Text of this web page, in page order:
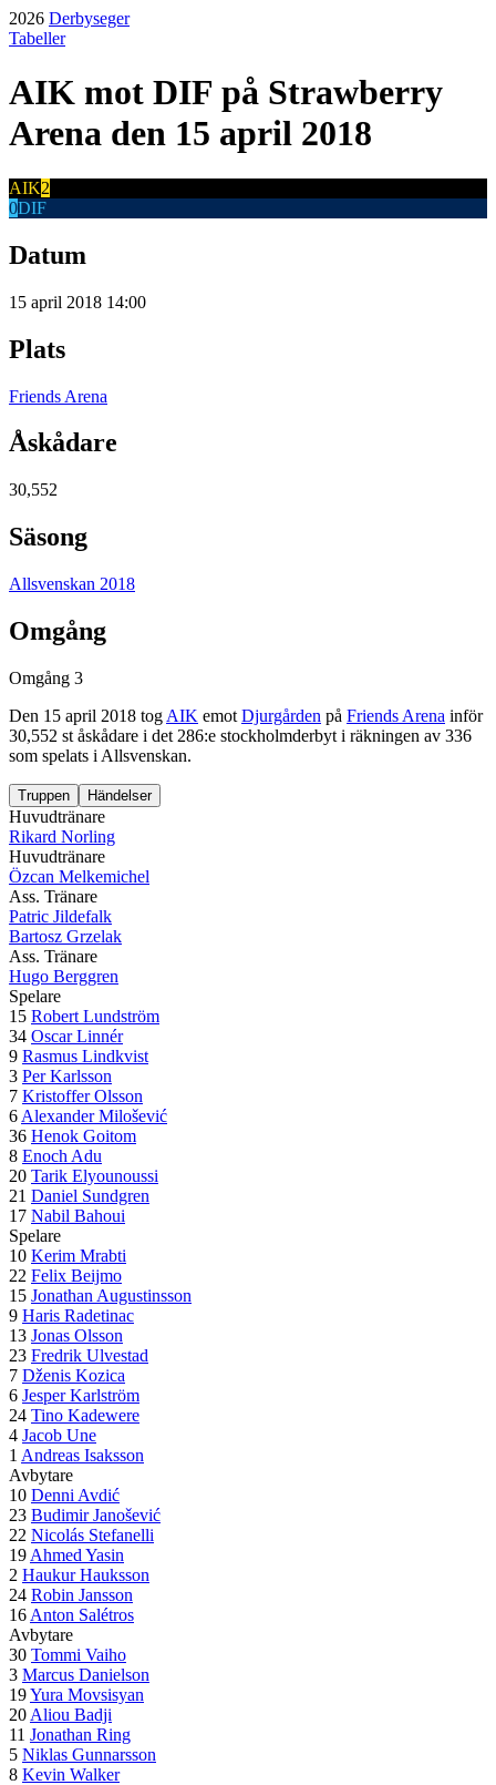
2026 Derbyseger
Tabeller
AIK mot DIF på Strawberry
Arena den 15 april 2018
AIK2
0DIF
Datum
15 april 2018 14:00
Plats
Friends Arena
Åskådare
30,552
Säsong
Allsvenskan 2018
Omgång
Omgång 3
Den 15 april 2018 tog AIK emot Djurgården på Friends Arena inför
30,552 st åskådare i det 286:e stockholmderbyt i räkningen av 336
som spelats i Allsvenskan.
Truppen Händelser
Huvudtränare
Rikard Norling
Huvudtränare
Özcan Melkemichel
Ass. Tränare
Patric Jildefalk
Bartosz Grzelak
Ass. Tränare
Hugo Berggren
Spelare
15 Robert Lundström
34 Oscar Linnér
9 Rasmus Lindkvist
3 Per Karlsson
7 Kristoffer Olsson
6 Alexander Milošević
36 Henok Goitom
8 Enoch Adu
20 Tarik Elyounoussi
21 Daniel Sundgren
17 Nabil Bahoui
Spelare
10 Kerim Mrabti
22 Felix Beijmo
15 Jonathan Augustinsson
9 Haris Radetinac
13 Jonas Olsson
23 Fredrik Ulvestad
7 Dženis Kozica
6 Jesper Karlström
24 Tino Kadewere
4 Jacob Une
1 Andreas Isaksson
Avbytare
10 Denni Avdić
23 Budimir Janošević
22 Nicolás Stefanelli
19 Ahmed Yasin
2 Haukur Hauksson
24 Robin Jansson
16 Anton Salétros
Avbytare
30 Tommi Vaiho
3 Marcus Danielson
19Yura Movsisyan
20 Aliou Badji
11 Jonathan Ring
5 Niklas Gunnarsson
8 Kevin Walker